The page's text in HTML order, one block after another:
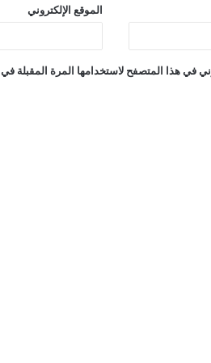
الموقع الإلكتروني
في هذا المتصفح لاستخدامها المرة المقبلة